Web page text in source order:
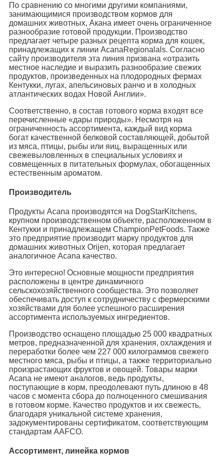
По сравнению со многими другими компаниями,
занимающимися производством кормов для
домашних животных, Акана имеет очень ограниченное
разнообразие готовой продукции. Производство
предлагает четыре разных рецепта корма для кошек,
принадлежащих к линии AcanaRegionalals. Согласно
сайту производителя эта линия призвана «отразить
местное наследие и выразить разнообразие свежих
продуктов, произведенных на плодородных фермах
Кентукки, лугах, апельсиновых ранчо и в холодных
атлантических водах Новой Англии».
Соответственно, в состав готового корма входят все
перечисленные «дары природы». Несмотря на
ограниченность ассортимента, каждый вид корма
богат качественной белковой составляющей, добытой
из мяса, птицы, рыбы или яиц, выращенных или
свежевыловленных в специальных условиях и
совмещенных в питательных формулах, обогащенных
естественным ароматом.
Производитель
Продукты Acana производятся на DogStarKitchens,
крупном производственном объекте, расположенном в
Кентукки и принадлежащем ChampionPetFoods. Также
это предприятие производит марку продуктов для
домашних животных Orijen, которая предлагает
аналогичное Acana качество.
Это интересно! Основные мощности предприятия
расположены в центре динамичного
сельскохозяйственного сообщества. Это позволяет
обеспечивать доступ к сотрудничеству с фермерскими
хозяйствами для более успешного расширения
ассортимента используемых ингредиентов.
Производство оснащено площадью 25 000 квадратных
метров, предназначенной для хранения, охлаждения и
переработки более чем 227 000 килограммов свежего
местного мяса, рыбы и птицы, а также территориально
произрастающих фруктов и овощей. Товары марки
Acana не имеют аналогов, ведь продукты,
поступающие в корм, преодолевают путь длиною в 48
часов с момента сбора до полноценного смешивания
в готовом корме. Качество продуктов и их свежесть,
благодаря уникальной системе хранения,
задокументированы сертификатом, соответствующим
стандартам AAFCO.
Ассортимент, линейка кормов